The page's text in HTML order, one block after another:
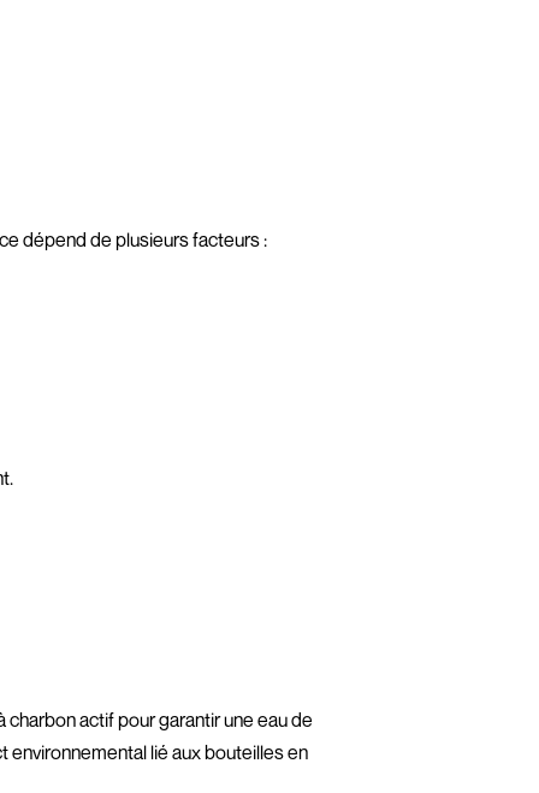
dépend de plusieurs facteurs :
actif pour garantir une eau de
environnemental lié aux bouteilles en